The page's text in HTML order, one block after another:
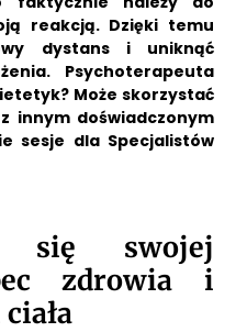
reakcją. Dzięki temu
dystans i uniknąć
Psychoterapeuta
Może skorzystać
innym doświadczonym
sesje dla Specjalistów
się swojej
zdrowia i